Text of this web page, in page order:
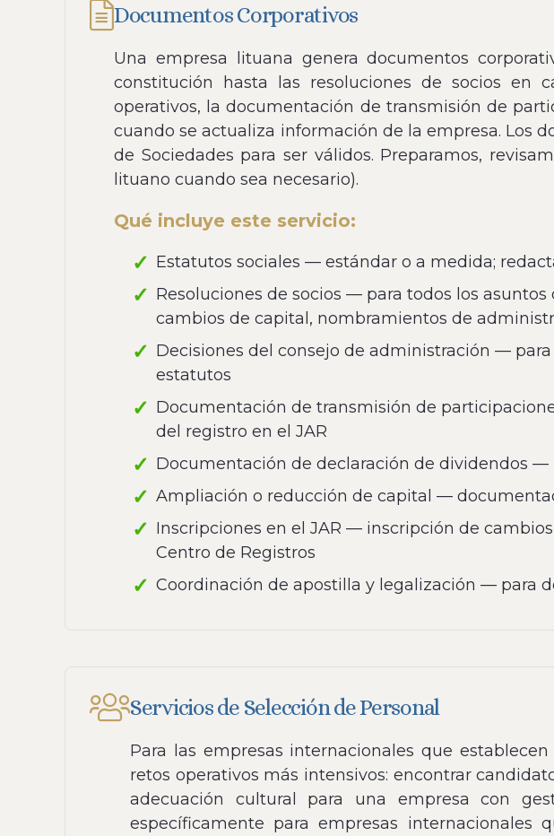
Documentos Corporativos
Una empresa lituana genera documentos
constitución hasta las resoluciones de socios en
operativos, la documentación de transmisión de
cuando se actualiza información de la empresa. Los
de Sociedades para ser válidos. Preparamos,
lituano cuando sea necesario).
Qué incluye este servicio:
Estatutos sociales — estándar o a medida;
Resoluciones de socios — para todos los
cambios de capital, nombramientos de
Decisiones del consejo de administración —
estatutos
Documentación de transmisión de
del registro en el JAR
Documentación de declaración de dividendos
Ampliación o reducción de capital —
Inscripciones en el JAR — inscripción de
Centro de Registros
Coordinación de apostilla y legalización — para
Servicios de Selección de Personal
Para las empresas internacionales que
retos operativos más intensivos: encontrar
adecuación cultural para una empresa con
específicamente para empresas